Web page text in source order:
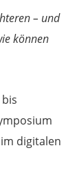
– und
können
digitalen